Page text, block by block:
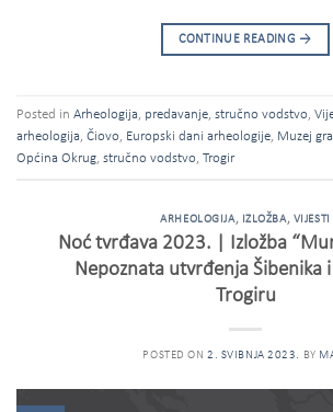
CONTINUE READING →
Posted in Arheologija, predavanje, stručno vodstvo,
arheologija, Čiovo, Europski dani arheologije, Muzej
Općina Okrug, stručno vodstvo, Trogir
ARHEOLOGIJA, IZLOŽBA, VIJESTI
Noć tvrđava 2023. | Izložba
Nepoznata utvrđenja Šibenika
Trogiru
POSTED ON2. SVIBNJA 2023. BY